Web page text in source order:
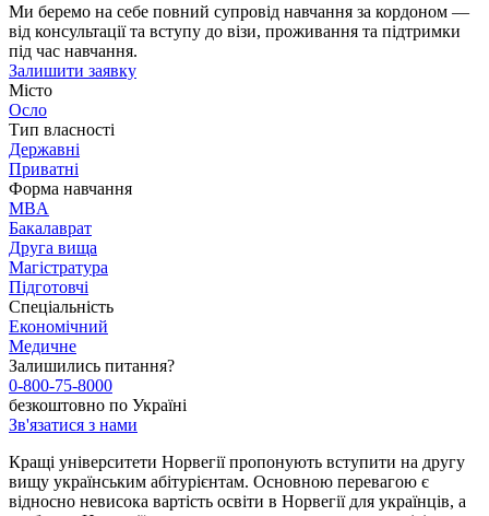
Ми беремо на себе повний супровід навчання за кордоном —
від консультації та вступу до візи, проживання та підтримки
під час навчання.
Залишити заявку
Місто
Осло
Тип власності
Державні
Приватні
Форма навчання
MBA
Бакалаврат
Друга вища
Магістратура
Підготовчі
Спеціальність
Економічний
Медичне
Залишились питання?
0-800-75-8000
безкоштовно по Україні
Зв'язатися з нами
Кращі університети Норвегії пропонують вступити на другу
вищу українським абітурієнтам. Основною перевагою є
відносно невисока вартість освіти в Норвегії для українців, а